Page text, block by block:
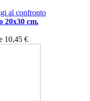
al confronto
20x30 cm.
10,45 €